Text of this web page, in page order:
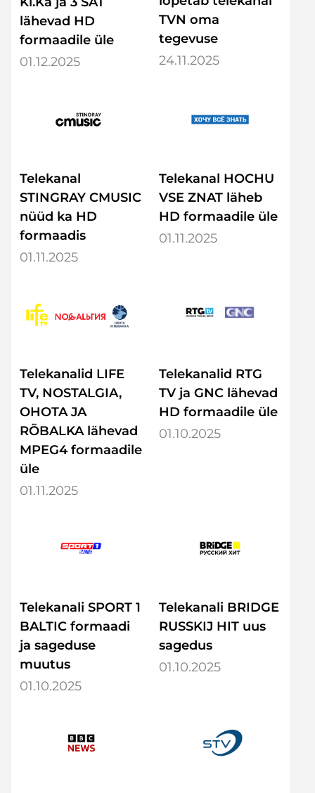
lähevad HD
formaadile üle
01.12.2025
TVN oma
tegevuse
24.11.2025
Telekanal
STINGRAY CMUSIC
nüüd ka HD
formaadis
01.11.2025
Telekanal HOCHU
VSE ZNAT läheb
HD formaadile üle
01.11.2025
Telekanalid LIFE
TV, NOSTALGIA,
OHOTA JA
RÕBALKA lähevad
MPEG4 formaadile
üle
01.11.2025
Telekanalid RTG
TV ja GNC lähevad
HD formaadile üle
01.10.2025
Telekanali SPORT 1
BALTIC formaadi
ja sageduse
muutus
01.10.2025
Telekanali BRIDGE
RUSSKIJ HIT uus
sagedus
01.10.2025